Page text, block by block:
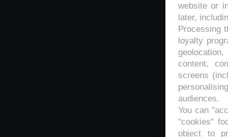
website or
later,
Processing
loyalty
content,
screens
audiences.
You can
"cookies"
object to